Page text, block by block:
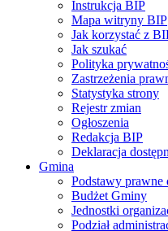
Instrukcja BIP
Mapa witryny BIP
Jak korzystać z
Jak szukać
Polityka
Zastrzeżenia
Statystyka strony
Rejestr zmian
Ogłoszenia
Redakcja BIP
Deklaracja
Gmina
Podstawy prawne
Budżet Gminy
Jednostki
Podział